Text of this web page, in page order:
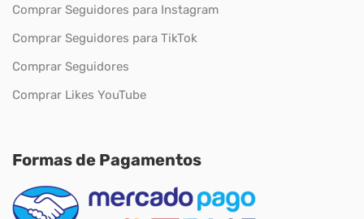
Comprar Seguidores para Instagram
Comprar Seguidores para TikTok
Comprar Seguidores
Comprar Likes YouTube
Formas de Pagamentos